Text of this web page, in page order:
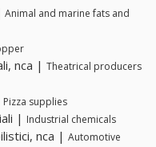
Animal and marine fats and
nca | Theatrical producers
Pizza supplies
| Industrial chemicals
nca | Automotive